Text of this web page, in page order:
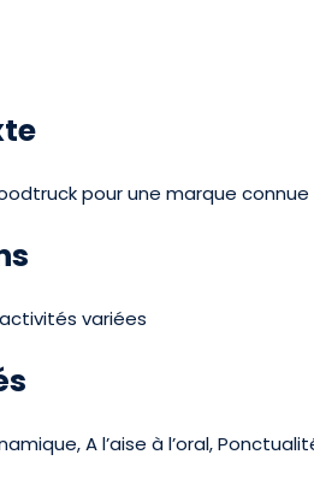
pour une marque connue
variées
A l’aise à l’oral,